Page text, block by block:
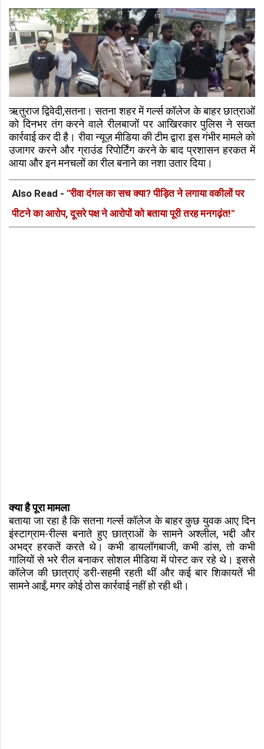
ऋतुराज द्विवेदी,सतना। सतना शहर में गर्ल्स कॉलेज के बाहर छात्राओं
को दिनभर तंग करने वाले रीलबाजों पर आखिरकार पुलिस ने सख्त
कार्रवाई कर दी है। रीवा न्यूज़ मीडिया की टीम द्वारा इस गंभीर मामले को
उजागर करने और ग्राउंड रिपोर्टिंग करने के बाद प्रशासन हरकत में
आया और इन मनचलों का रील बनाने का नशा उतार दिया।
Also Read - "रीवा दंगल का सच क्या? पीड़ित ने लगाया वकीलों पर
पीटने का आरोप, दूसरे पक्ष ने आरोपों को बताया पूरी तरह मनगढ़ंत!"
क्या है पूरा मामला
बताया जा रहा है कि सतना गर्ल्स कॉलेज के बाहर कुछ युवक आए दिन
इंस्टाग्राम-रील्स बनाते हुए छात्राओं के सामने अश्लील, भद्दी और
अभद्र हरकतें करते थे। कभी डायलॉगबाजी, कभी डांस, तो कभी
गालियों से भरे रील बनाकर सोशल मीडिया में पोस्ट कर रहे थे। इससे
कॉलेज की छात्राएं डरी-सहमी रहती थीं और कई बार शिकायतें भी
सामने आईं, मगर कोई ठोस कार्रवाई नहीं हो रही थी।